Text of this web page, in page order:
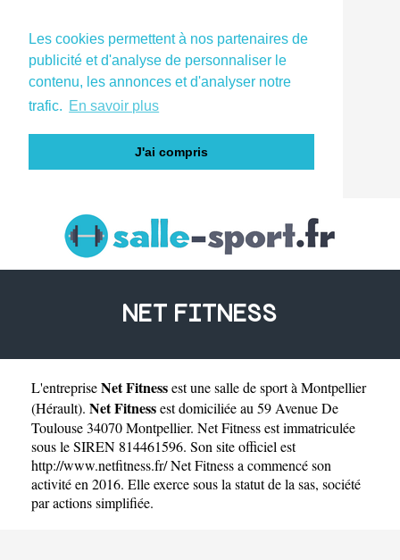
Les cookies permettent à nos partenaires de
publicité et d'analyse de personnaliser le
contenu, les annonces et d'analyser notre
trafic. En savoir plus
J'ai compris
NET FITNESS
L'entrepriseNet Fitnessest unesalle de sport à Montpellier
(Hérault). Net Fitnessest domiciliée au 59 Avenue De
Toulouse 34070 Montpellier. Net Fitness est immatriculée
sous le SIREN 814461596. Son site officiel est
http://www.netfitness.fr/Net Fitness a commencé son
activité en 2016. Elle exerce sous la statut de la sas, société
par actions simplifiée.